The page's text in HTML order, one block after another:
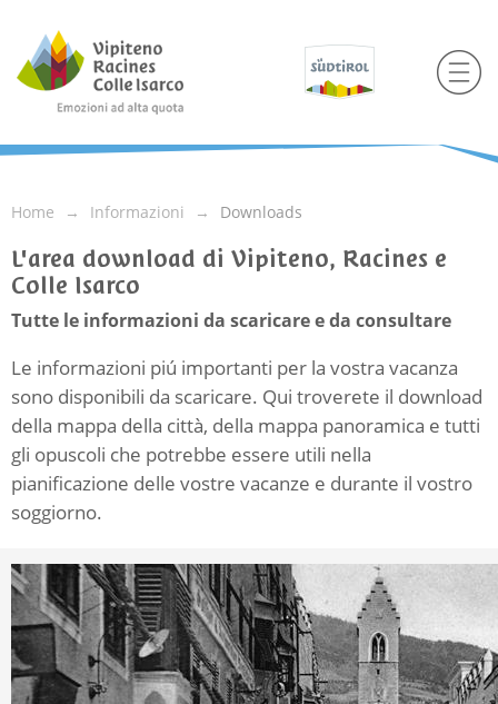
Home Informazioni Downloads
L'area download di Vipiteno, Racines e
Colle Isarco
Tutte le informazioni da scaricare e da consultare
Le informazioni piú importanti per la vostra vacanza
sono disponibili da scaricare. Qui troverete il download
della mappa della città, della mappa panoramica e tutti
gli opuscoli che potrebbe essere utili nella
pianificazione delle vostre vacanze e durante il vostro
soggiorno.